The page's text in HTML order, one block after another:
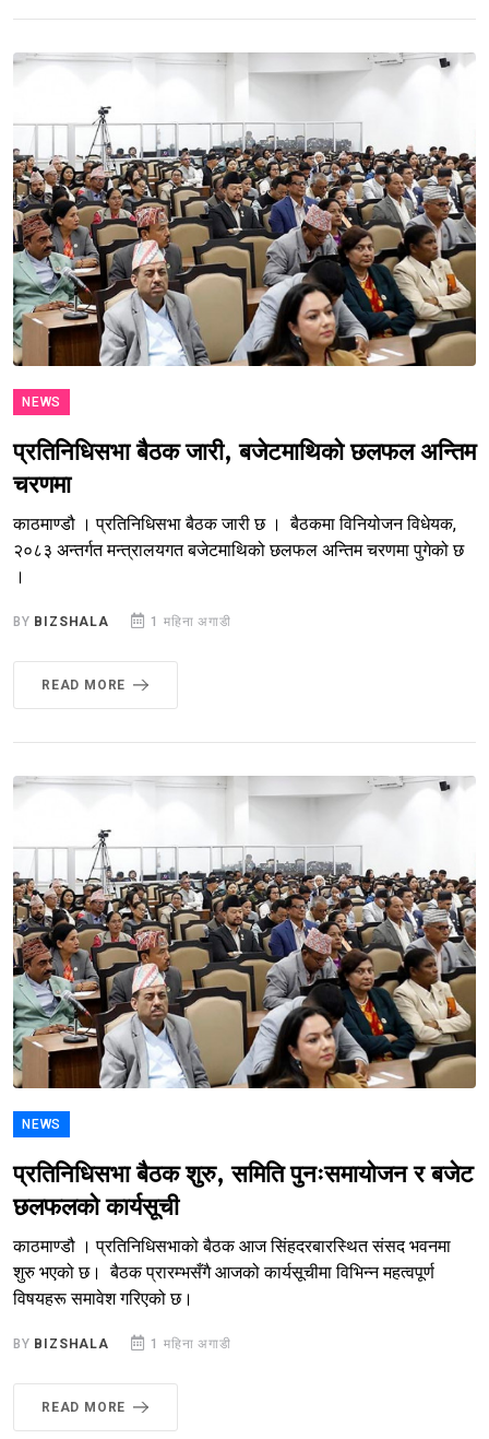
NEWS
प्रतिनिधिसभा बैठक जारी, बजेटमाथिको छलफल अन्तिम
चरणमा
काठमाण्डौ । प्रतिनिधिसभा बैठक जारी छ । बैठकमा विनियोजन विधेयक,
२०८३ अन्तर्गत मन्त्रालयगत बजेटमाथिको छलफल अन्तिम चरणमा पुगेको छ
।
BY BIZSHALA 1 महिना अगाडी
READ MORE
NEWS
प्रतिनिधिसभा बैठक शुरु, समिति पुनःसमायोजन र बजेट
छलफलको कार्यसूची
काठमाण्डौ । प्रतिनिधिसभाको बैठक आज सिंहदरबारस्थित संसद भवनमा
शुरु भएको छ। बैठक प्रारम्भसँगै आजको कार्यसूचीमा विभिन्न महत्वपूर्ण
विषयहरू समावेश गरिएको छ।
BY BIZSHALA 1 महिना अगाडी
READ MORE